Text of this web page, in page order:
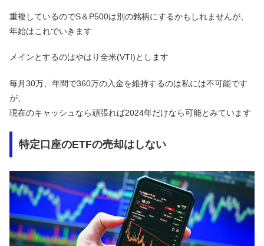
重複しているのでS＆P500は別の銘柄にするかもしれませんが、
年始はこれでいきます
メインとするのはやはり全米(VTI)とします
毎月30万、年間で360万の入金を維持するのは私には不可能です
が、
現在のキャッシュなら頑張れば2024年だけなら可能とみています
特定口座のETFの売却はしない